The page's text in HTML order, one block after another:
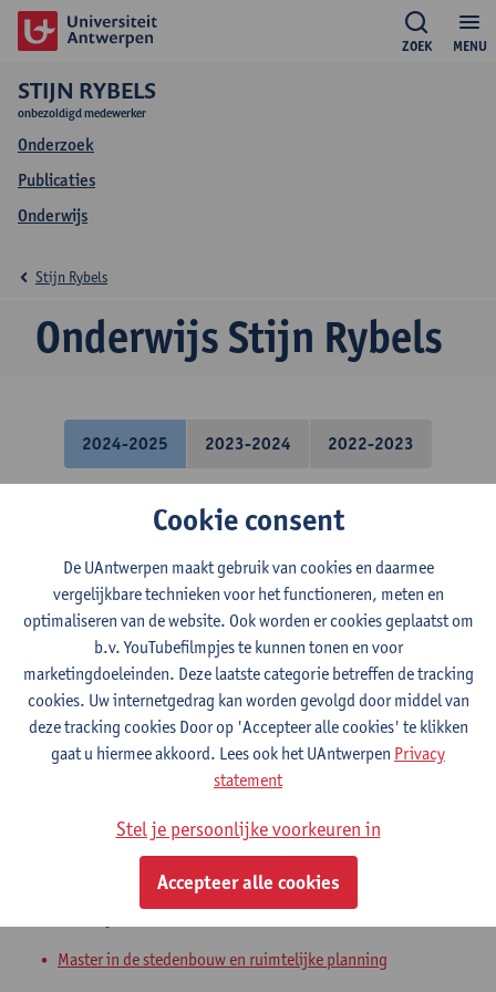
MENU
ZOEK
STIJN RYBELS
onbezoldigd medewerker
Onderzoek
Publicaties
Onderwijs
Onderwijs Stijn Rybels
Stijn Rybels
2024-2025 2023-2024 2022-2023
Ontwerpstudio 1: analyse
Master in de stedenbouw en ruimtelijke planning
Masterproef onderzoeksplan en
literatuurstudie
Master in de stedenbouw en ruimtelijke planning
Masterproef: onderzoek
Faculty of Design Sciences: Course Catalogue
Masterproef met inbegrip van stage:
Master in de stedenbouw en ruimtelijke planning
Cookie consent
De UAntwerpen maakt gebruik van cookies en daarmee
vergelijkbare technieken voor het functioneren, meten en
optimaliseren van de website. Ook worden er cookies geplaatst om
b.v. YouTubefilmpjes te kunnen tonen en voor
marketingdoeleinden. Deze laatste categorie betreffen de tracking
cookies. Uw internetgedrag kan worden gevolgd door middel van
deze tracking cookies Door op 'Accepteer alle cookies' te klikken
gaat u hiermee akkoord. Lees ook het UAntwerpen Privacy
statement
Stel je persoonlijke voorkeuren in
Accepteer alle cookies